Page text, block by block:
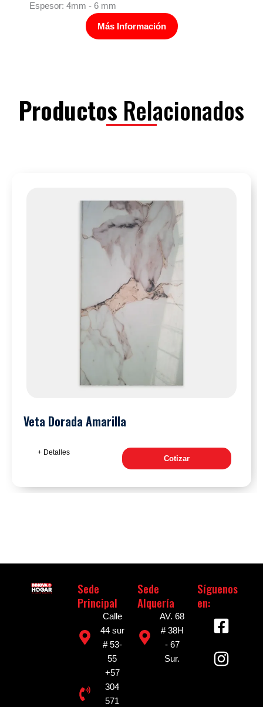
Espesor: 4mm - 6 mm
Más Información
Productos Relacionados
Veta Dorada Amarilla
+ Detalles
Cotizar
Sede
Principal
Calle
44 sur
# 53-
55
+57
304
571
Sede
Alquería
AV. 68
# 38H
- 67
Sur.
Síguenos
en:
F
a
c
e
I
n
s
t